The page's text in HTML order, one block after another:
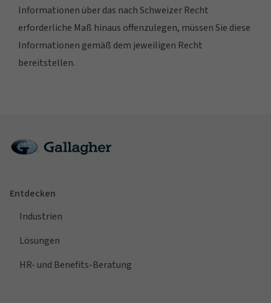
Informationen über das nach Schweizer Recht
erforderliche Maß hinaus offenzulegen, müssen Sie diese
Informationen gemäß dem jeweiligen Recht
bereitstellen.
Entdecken
Industrien
Lösungen
HR- und Benefits-Beratung